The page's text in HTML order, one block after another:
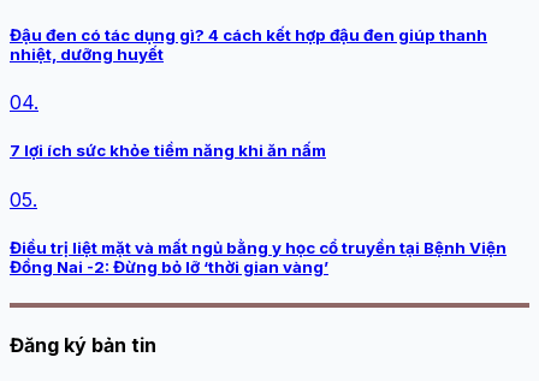
Đậu đen có tác dụng gì? 4 cách kết hợp đậu đen giúp thanh
nhiệt, dưỡng huyết
04.
7 lợi ích sức khỏe tiềm năng khi ăn nấm
05.
Điều trị liệt mặt và mất ngủ bằng y học cổ truyền tại Bệnh Viện
Đồng Nai -2: Đừng bỏ lỡ ‘thời gian vàng’
Đăng ký bản tin